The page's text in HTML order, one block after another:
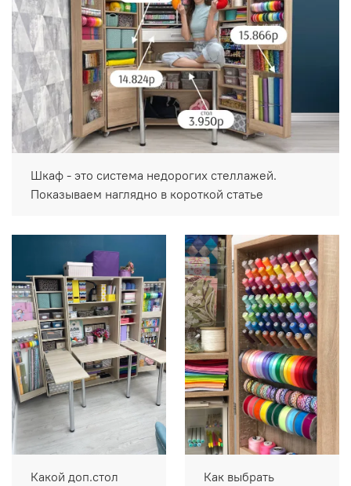
Шкаф - это система недорогих стеллажей.
Показываем наглядно в короткой статье
Какой доп.стол
Как выбрать